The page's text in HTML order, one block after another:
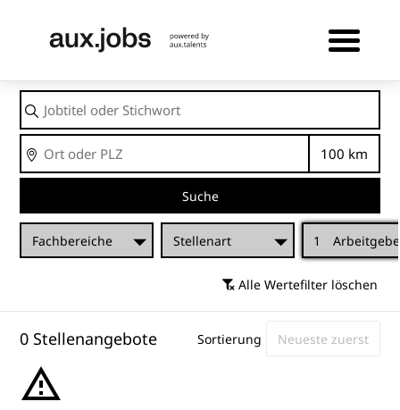
Jobtitel
oder
Stichwort
Ort
Suche
Fachbereiche Stellenart 1
Alle Wertefilter löschen
0 Stellenangebote Sortierung